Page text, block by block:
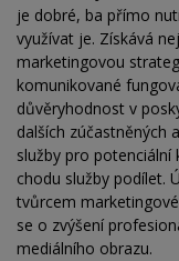
je dobré, ba přímo
využívat je. Získává
marketingovou
komunikované
důvěryhodnost v
dalších zúčastněných
služby pro
chodu služby podílet.
tvůrcem
se o zvýšení
mediálního obrazu.